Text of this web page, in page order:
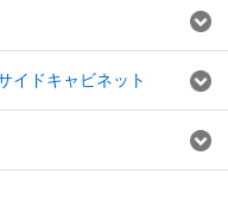
イドキャビネット